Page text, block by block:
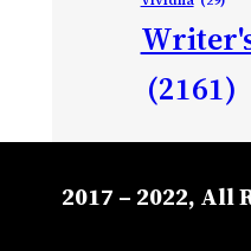
(2161)
2017 – 2022, All